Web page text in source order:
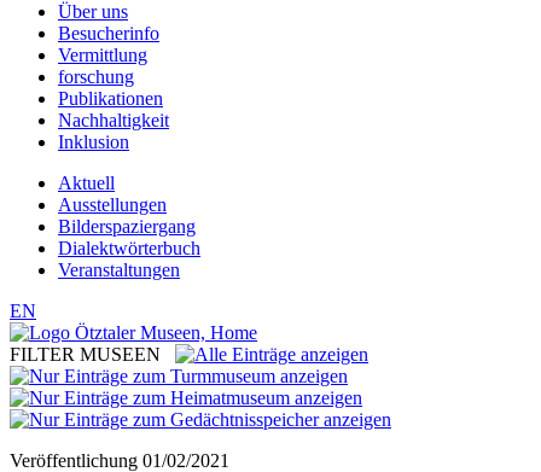
Über uns
Besucherinfo
Vermittlung
forschung
Publikationen
Nachhaltigkeit
Inklusion
Aktuell
Ausstellungen
Bilderspaziergang
Dialektwörterbuch
Veranstaltungen
EN
FILTER MUSEEN
Veröffentlichung 01/02/2021